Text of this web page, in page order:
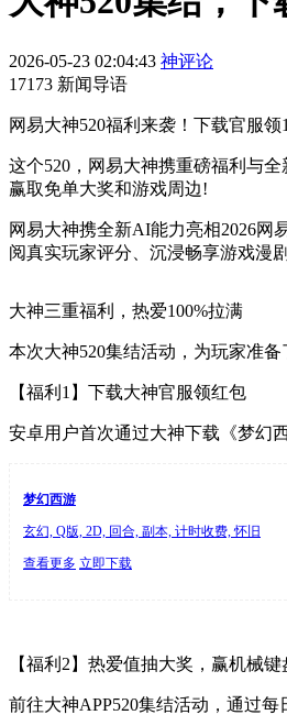
2026-05-23 02:04:43 神评论
17173 新闻导语
网易大神520福利来袭！下载官服
这个520，网易大神携重磅福利与
赢取免单大奖和游戏周边!
网易大神携全新AI能力亮相2026网
阅真实玩家评分、沉浸畅享游戏漫
大神三重福利，热爱100%拉满
本次大神520集结活动，为玩家准
【福利1】下载大神官服领红包
安卓用户首次通过大神下载《梦幻
梦幻西游
玄幻, Q版, 2D, 回合, 副本, 计时收费, 怀旧
查看更多 立即下载
【福利2】热爱值抽大奖，赢机械键
前往大神APP520集结活动，通过